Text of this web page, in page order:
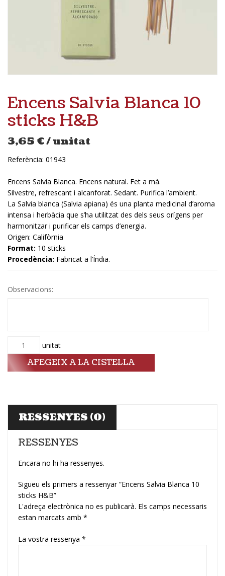
Encens Salvia Blanca 10
sticks H&B
3,65 €/ unitat
Referència: 01943
Encens Salvia Blanca. Encens natural. Fet a mà.
Silvestre, refrescant i alcanforat. Sedant. Purifica l’ambient.
La Salvia blanca (Salvia apiana) és una planta medicinal d’aroma
intensa i herbàcia que s’ha utilitzat des dels seus orígens per
harmonitzar i purificar els camps d’energia.
Origen: Califòrnia
Format: 10 sticks
Procedència: Fabricat a l’Índia.
Observacions:
Quantitat unitat
AFEGEIX A LA CISTELLA
RESSENYES (0)
RESSENYES
Encara no hi ha ressenyes.
Sigueu els primers a ressenyar “Encens Salvia Blanca 10
sticks H&B”
L'adreça electrònica no es publicarà. Els camps necessaris
estan marcats amb *
La vostra ressenya *